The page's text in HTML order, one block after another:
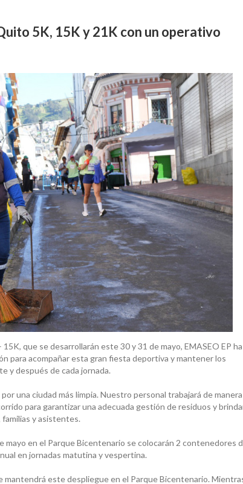
5K, 15K y 21K con un operativo
que se desarrollarán este 30 y 31 de mayo, EMASEO EP ha
para acompañar esta gran fiesta deportiva y mantener los
y después de cada jornada.
una ciudad más limpia. Nuestro personal trabajará de manera
para garantizar una adecuada gestión de residuos y
y asistentes.
en el Parque Bicentenario se colocarán 2 contenedores
en jornadas matutina y vespertina.
mantendrá este despliegue en el Parque Bicentenario.